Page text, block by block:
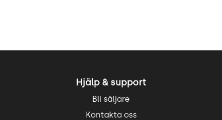
Hjälp & support
Bli säljare
Kontakta oss